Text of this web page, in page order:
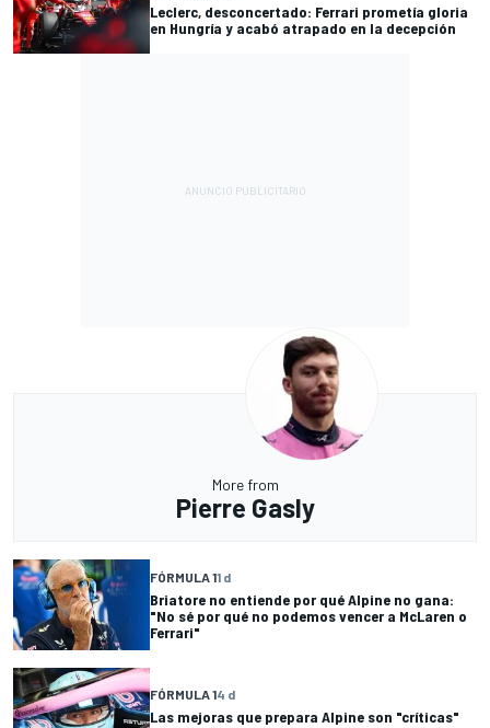
Leclerc, desconcertado: Ferrari prometía gloria
en Hungría y acabó atrapado en la decepción
More from
Pierre Gasly
FÓRMULA 11 d
Briatore no entiende por qué Alpine no gana:
"No sé por qué no podemos vencer a McLaren o
Ferrari"
FÓRMULA 14 d
Las mejoras que prepara Alpine son "críticas"